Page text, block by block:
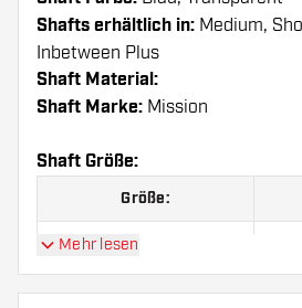
Shafts erhältlich in: Medium,
Inbetween Plus
Shaft Material:
Shaft Marke: Mission
Shaft Größe:
Größe:
Short
Mehr lesen